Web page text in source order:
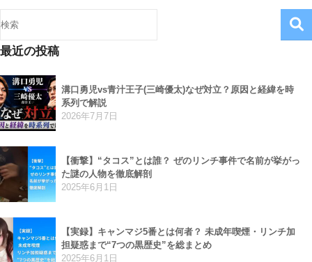
最近の投稿
溝口勇児vs青汁王子(三崎優太)なぜ対立？原因と経緯を時
系列で解説
2026年7月7日
【衝撃】“タコス”とは誰？ ぜのリンチ事件で名前が挙がっ
た謎の人物を徹底解剖
2025年6月1日
【実録】キャンマジ5番とは何者？ 未成年喫煙・リンチ加
担疑惑まで“7つの黒歴史”を総まとめ
2025年6月1日